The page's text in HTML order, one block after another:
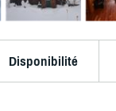
Disponibilité